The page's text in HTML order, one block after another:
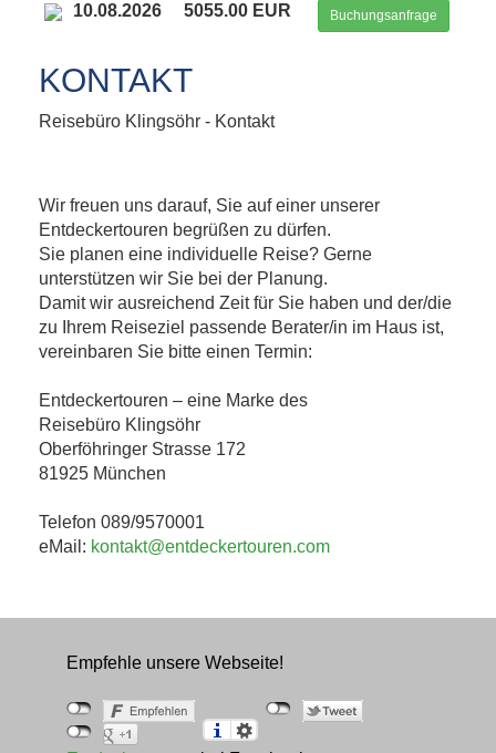
10.08.2026 5055.00 EUR Buchungsanfrage
KONTAKT
Reisebüro Klingsöhr - Kontakt
Wir freuen uns darauf, Sie auf einer unserer
Entdeckertouren begrüßen zu dürfen.
Sie planen eine individuelle Reise? Gerne
unterstützen wir Sie bei der Planung.
Damit wir ausreichend Zeit für Sie haben und der/die
zu Ihrem Reiseziel passende Berater/in im Haus ist,
vereinbaren Sie bitte einen Termin:
Entdeckertouren – eine Marke des
Reisebüro Klingsöhr
Oberföhringer Strasse 172
81925 München
Telefon 089/9570001
eMail: kontakt@entdeckertouren.com
Empfehle unsere Webseite!